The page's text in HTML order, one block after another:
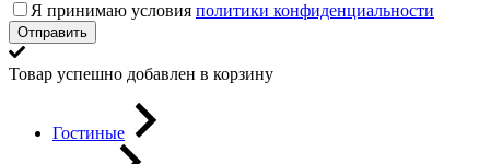
Я принимаю условия политики конфиденциальности
Отправить
Товар успешно добавлен в корзину
Гостиные